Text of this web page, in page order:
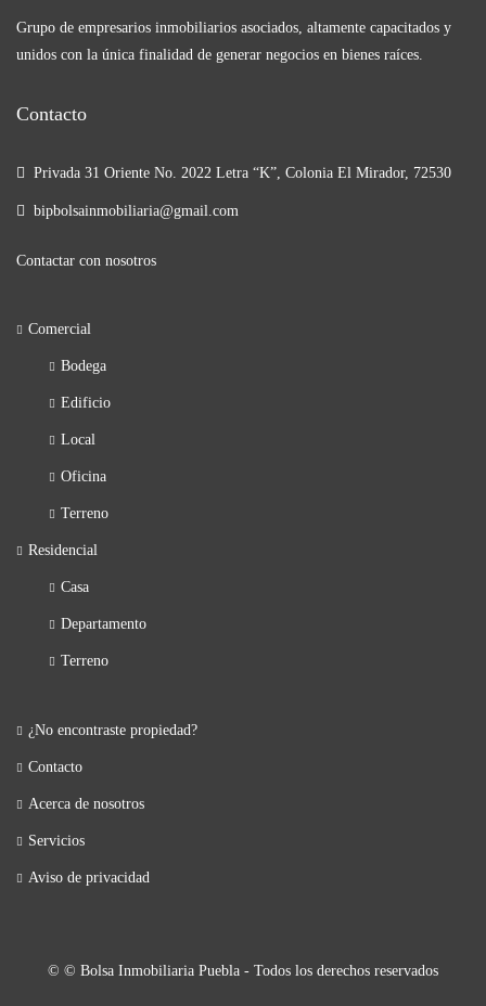
Grupo de empresarios inmobiliarios asociados, altamente capacitados y
unidos con la única finalidad de generar negocios en bienes raíces.
Contacto
Privada 31 Oriente No. 2022 Letra “K”, Colonia El Mirador, 72530
bipbolsainmobiliaria@gmail.com
Contactar con nosotros
Comercial
Bodega
Edificio
Local
Oficina
Terreno
Residencial
Casa
Departamento
Terreno
¿No encontraste propiedad?
Contacto
Acerca de nosotros
Servicios
Aviso de privacidad
© © Bolsa Inmobiliaria Puebla - Todos los derechos reservados